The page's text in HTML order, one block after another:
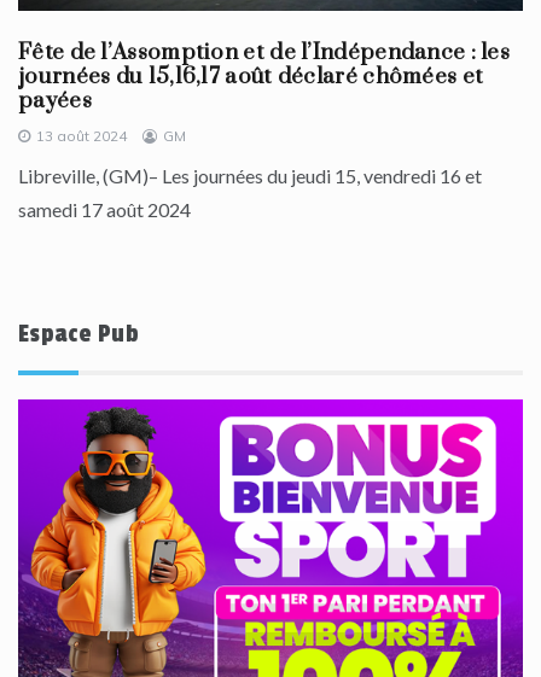
Fête de l’Assomption et de l’Indépendance : les
journées du 15,16,17 août déclaré chômées et
payées
13 août 2024 GM
Libreville, (GM)– Les journées du jeudi 15, vendredi 16 et
samedi 17 août 2024
Espace Pub